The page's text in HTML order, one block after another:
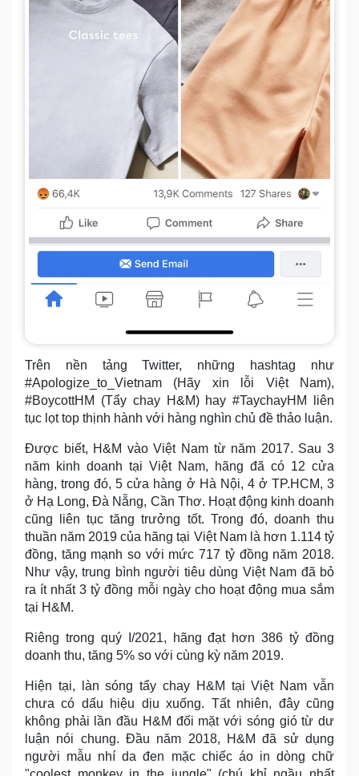
Trên nền tảng Twitter, những hashtag như
#Apologize_to_Vietnam (Hãy xin lỗi Việt Nam),
#BoycottHM (Tẩy chay H&M) hay #TaychayHM liên
tục lọt top thịnh hành với hàng nghìn chủ đề thảo luận.
Được biết, H&M vào Việt Nam từ năm 2017. Sau 3
năm kinh doanh tại Việt Nam, hãng đã có 12 cửa
hàng, trong đó, 5 cửa hàng ở Hà Nội, 4 ở TP.HCM, 3
ở Hạ Long, Đà Nẵng, Cần Thơ. Hoạt động kinh doanh
cũng liên tục tăng trưởng tốt. Trong đó, doanh thu
thuần năm 2019 của hãng tại Việt Nam là hơn 1.114 tỷ
đồng, tăng mạnh so với mức 717 tỷ đồng năm 2018.
Như vậy, trung bình người tiêu dùng Việt Nam đã bỏ
ra ít nhất 3 tỷ đồng mỗi ngày cho hoạt động mua sắm
tại H&M.
Riêng trong quý I/2021, hãng đạt hơn 386 tỷ đồng
doanh thu, tăng 5% so với cùng kỳ năm 2019.
Hiện tại, làn sóng tẩy chay H&M tại Việt Nam vẫn
chưa có dấu hiệu dịu xuống. Tất nhiên, đây cũng
không phải lần đầu H&M đối mặt với sóng gió từ dư
luận nói chung. Đầu năm 2018, H&M đã sử dụng
người mẫu nhí da đen mặc chiếc áo in dòng chữ